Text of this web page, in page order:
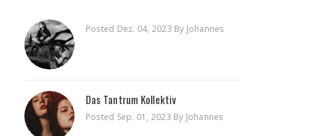
Posted Dez. 04, 2023 By Johannes
Das Tantrum Kollektiv
Posted Sep. 01, 2023 By Johannes